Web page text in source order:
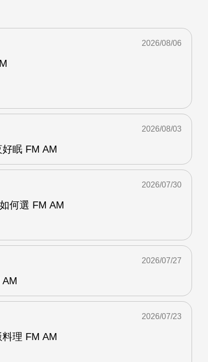
2026/08/06
眠 FM AM
2026/08/03
何選 FM AM
2026/07/30
2026/07/27
理 FM AM
2026/07/23